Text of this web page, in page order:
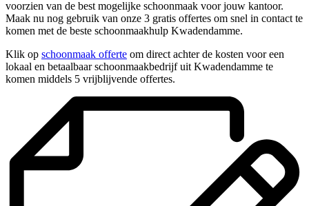
voorzien van de best mogelijke schoonmaak voor jouw kantoor.
Maak nu nog gebruik van onze 3 gratis offertes om snel in contact te
komen met de beste schoonmaakhulp Kwadendamme.
Klik op schoonmaak offerte om direct achter de kosten voor een
lokaal en betaalbaar schoonmaakbedrijf uit Kwadendamme te
komen middels 5 vrijblijvende offertes.